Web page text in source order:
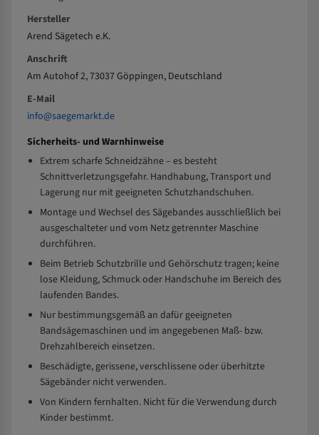
Hersteller
Arend Sägetech e.K.
Anschrift
Am Autohof 2, 73037 Göppingen, Deutschland
E-Mail
info@saegemarkt.de
Sicherheits- und Warnhinweise
Extrem scharfe Schneidzähne – es besteht
Schnittverletzungsgefahr. Handhabung, Transport und
Lagerung nur mit geeigneten Schutzhandschuhen.
Montage und Wechsel des Sägebandes ausschließlich bei
ausgeschalteter und vom Netz getrennter Maschine
durchführen.
Beim Betrieb Schutzbrille und Gehörschutz tragen; keine
lose Kleidung, Schmuck oder Handschuhe im Bereich des
laufenden Bandes.
Nur bestimmungsgemäß an dafür geeigneten
Bandsägemaschinen und im angegebenen Maß- bzw.
Drehzahlbereich einsetzen.
Beschädigte, gerissene, verschlissene oder überhitzte
Sägebänder nicht verwenden.
Von Kindern fernhalten. Nicht für die Verwendung durch
Kinder bestimmt.